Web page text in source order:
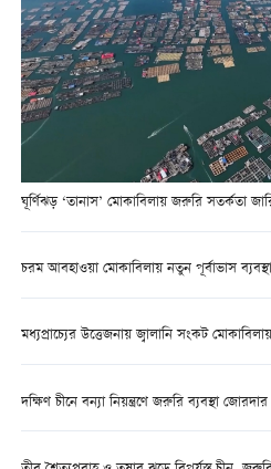
ঘূর্ণিঝড় ‘তানাস’ মোকাবিলায় জরুরি সতর্কতা
চরম আবহাওয়া মোকাবিলায় নতুন পূর্বাভাস
মধ্যপ্রাচ্যের উত্তেজনায় জ্বালানি সংকট
দক্ষিণ চীনে বন্যা নিয়ন্ত্রণে জরুরি ব্যবস্থা জোরদার